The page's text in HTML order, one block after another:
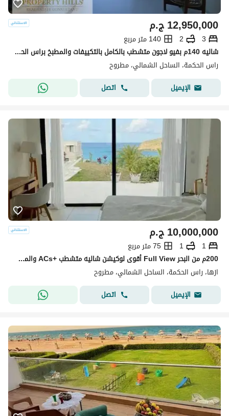
ج.م12,950,000
3
2
140 متر مربع
شاليه 140م بفيو لاجون متشطب بالكامل بالتكييفات والمطبخ براس الحكمه الساحل الشمالي
راس الحكمة، الساحل الشمالي، مطروح
الإيميل
اتصل
ج.م10,000,000
1
1
75 متر مربع
200م من البحر Full View أقوى لوكيشن شاليه متشطب +ACs والمطبخ للبيع في ازها الساحل راس الحكمة بجوار فوكا باي وماونتن فيو Azha North Coast Ras El Hekma
ازها، راس الحكمة، الساحل الشمالي، مطروح
الإيميل
اتصل